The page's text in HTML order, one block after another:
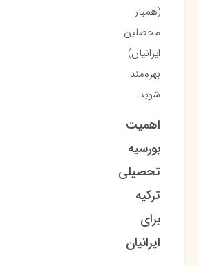
(همیار
محصلین
ایرانیان)
بهره‌مند
شوید.
اهمیت
بورسیه
تحصیلی
ترکیه
برای
ایرانیان